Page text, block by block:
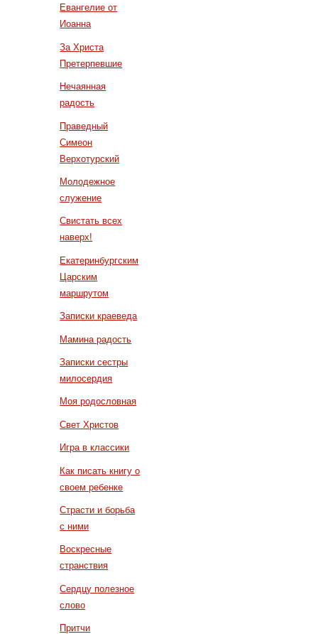
Евангелие от
Иоанна
За Христа
Претерпевшие
Нечаянная
радость
Праведный
Симеон
Верхотурский
Молодежное
служение
Свистать всех
наверх!
Екатеринбургским
Царским
маршрутом
Записки краеведа
Мамина радость
Записки сестры
милосердия
Моя родословная
Свет Христов
Игра в классики
Как писать книгу о
своем ребенке
Страсти и борьба
с ними
Воскресные
странствия
Сердцу полезное
слово
Притчи